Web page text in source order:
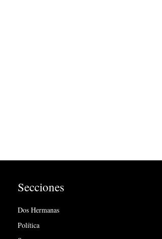
Secciones
Dos Hermanas
Política